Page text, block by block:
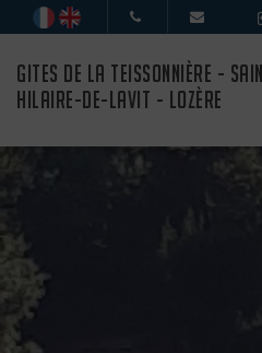
GITES DE LA TEISSONNIÈRE -
HILAIRE-DE-LAVIT - LOZÈRE